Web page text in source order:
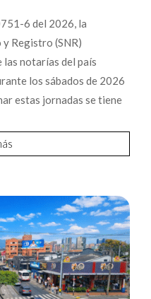
6 del 2026, la
Registro (SNR)
notarías del país
los sábados de 2026
estas jornadas se tiene